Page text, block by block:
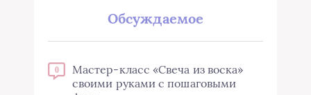
Обсуждаемое
0
Мастер-класс «Свеча из воска»
своими руками с пошаговыми